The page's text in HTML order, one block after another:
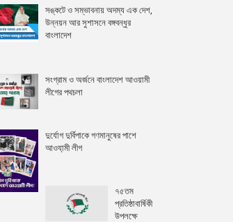
সঙ্কটে ও সম্ভাবনায় অদম্য এক দেশ,
উন্নয়ন আর সুশাসনে বঙ্গবন্ধুর
বাংলাদেশ
সংগ্রাম ও অর্জনে বাংলাদেশ আওয়ামী
লীগের পথচলা
দুর্যোগ দুর্বিপাকে গণমানুষের পাশে
আওযা়মী লীগ
৭৫তম
প্রতিষ্ঠাবার্ষিকী
উপলক্ষে